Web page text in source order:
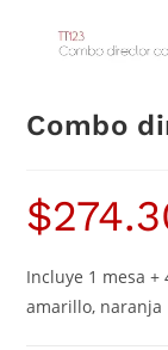
Combo
$
Incluye 1 mesa +
amarillo, naranja